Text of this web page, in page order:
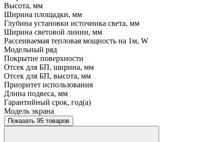
Высота, мм
Ширина площадки, мм
Глубина установки источника света, мм
Ширина световой линии, мм
Рассеиваемая тепловая мощность на 1м, W
Модельный ряд
Покрытие поверхности
Отсек для БП, ширина, мм
Отсек для БП, высота, мм
Приоритет использования
Длина подвеса, мм
Гарантийный срок, год(а)
Модель экрана
Показать 95 товаров